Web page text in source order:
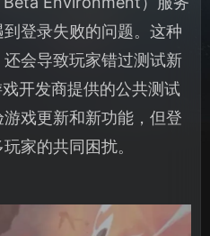
登录失败的问题。这种
会导致玩家错过测试新
开发商提供的公共测试
戏更新和新功能，但登
家的共同困扰。